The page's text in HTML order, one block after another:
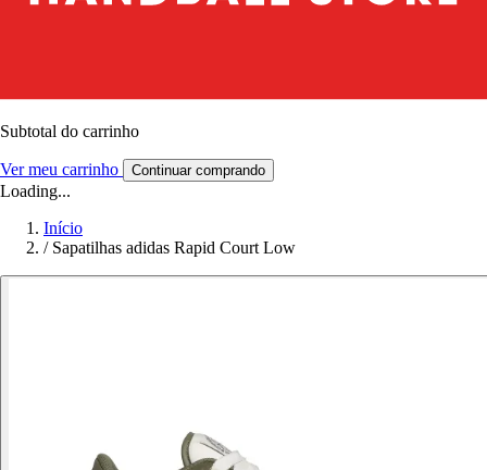
Subtotal do carrinho
Ver meu carrinho Continuar comprando
Loading...
Início
/ Sapatilhas adidas Rapid Court Low